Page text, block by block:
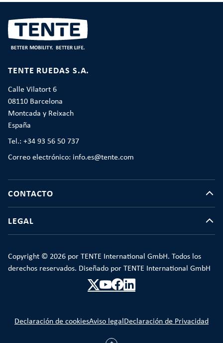
TENTE RUEDAS S.A.
Calle Vilatort 6
08110 Barcelona
Montcada y Reixach
España
Tel.: +34 93 56 50 737
Correo electrónico: info.es@tente.com
CONTACTO
LEGAL
Copyright © 2026 por TENTE International GmbH. Todos los
derechos reservados. Diseñado por TENTE International GmbH
Declaración de cookiesAviso legal Declaración de Privacidad